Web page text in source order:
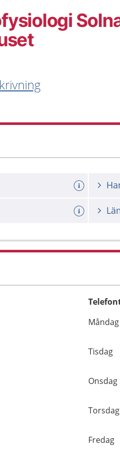
Dag
Måndag
Tisdag
Onsdag
Torsdag
Fredag